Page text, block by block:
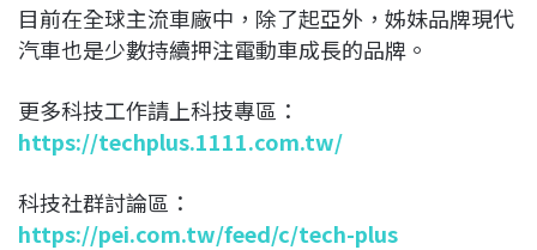
目前在全球主流車廠中，除了起亞外，姊妹品牌現代
汽車也是少數持續押注電動車成長的品牌。
更多科技工作請上科技專區：
https://techplus.1111.com.tw/
科技社群討論區：
https://pei.com.tw/feed/c/tech-plus